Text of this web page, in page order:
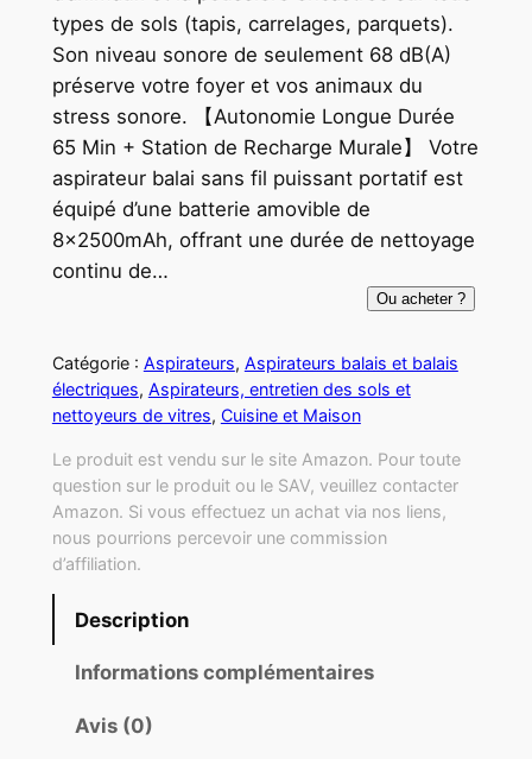
types de sols (tapis, carrelages, parquets).
Son niveau sonore de seulement 68 dB(A)
préserve votre foyer et vos animaux du
stress sonore. 【Autonomie Longue Durée
65 Min + Station de Recharge Murale】 Votre
aspirateur balai sans fil puissant portatif est
équipé d’une batterie amovible de
8x2500mAh, offrant une durée de nettoyage
continu de…
Ou acheter ?
Catégorie : Aspirateurs, Aspirateurs balais et balais
électriques, Aspirateurs, entretien des sols et
nettoyeurs de vitres, Cuisine et Maison
Le produit est vendu sur le site Amazon. Pour toute
question sur le produit ou le SAV, veuillez contacter
Amazon. Si vous effectuez un achat via nos liens,
nous pourrions percevoir une commission
d’affiliation.
Description
Informations complémentaires
Avis (0)